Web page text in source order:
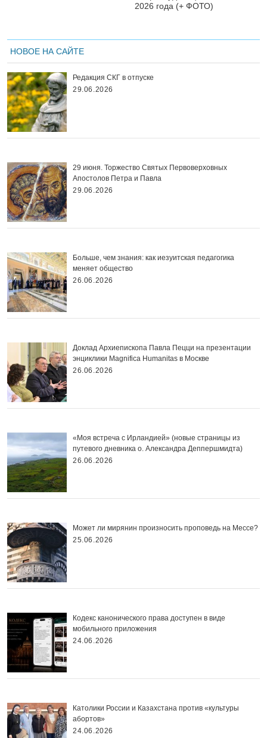
2026 года (+ ФОТО)
НОВОЕ НА САЙТЕ
Редакция СКГ в отпуске
29.06.2026
29 июня. Торжество Святых Первоверховных
Апостолов Петра и Павла
29.06.2026
Больше, чем знания: как иезуитская педагогика
меняет общество
26.06.2026
Доклад Архиепископа Павла Пецци на презентации
энциклики Magnifica Нumanitas в Москве
26.06.2026
«Моя встреча с Ирландией» (новые страницы из
путевого дневника о. Александра Деппершмидта)
26.06.2026
Может ли мирянин произносить проповедь на Мессе?
25.06.2026
Кодекс канонического права доступен в виде
мобильного приложения
24.06.2026
Католики России и Казахстана против «культуры
абортов»
24.06.2026